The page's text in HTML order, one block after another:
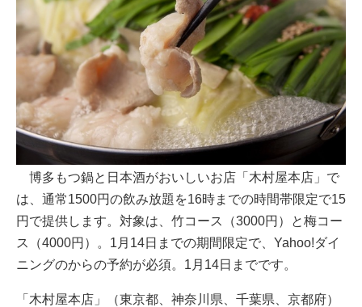
博多もつ鍋と日本酒がおいしいお店「木村屋本店」で
は、通常1500円の飲み放題を16時までの時間帯限定で15
円で提供します。対象は、竹コース（3000円）と梅コー
ス（4000円）。1月14日までの期間限定で、Yahoo!ダイ
ニングのからの予約が必須。1月14日までです。
「木村屋本店」（東京都、神奈川県、千葉県、京都府）